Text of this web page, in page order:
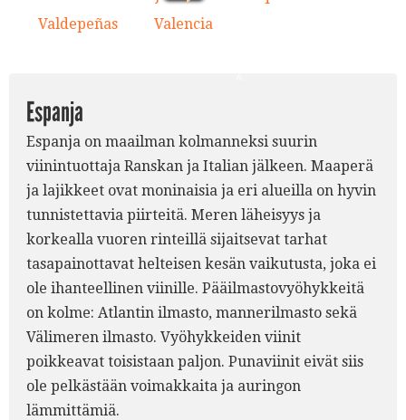
5.
Valdepeñas Valencia
Espanja
Espanja on maailman kolmanneksi suurin
viinintuottaja Ranskan ja Italian jälkeen. Maaperä
ja lajikkeet ovat moninaisia ja eri alueilla on hyvin
tunnistettavia piirteitä. Meren läheisyys ja
korkealla vuoren rinteillä sijaitsevat tarhat
tasapainottavat helteisen kesän vaikutusta, joka ei
ole ihanteellinen viinille. Pääilmastovyöhykkeitä
on kolme: Atlantin ilmasto, mannerilmasto sekä
Välimeren ilmasto. Vyöhykkeiden viinit
poikkeavat toisistaan paljon. Punaviinit eivät siis
ole pelkästään voimakkaita ja auringon
lämmittämiä.